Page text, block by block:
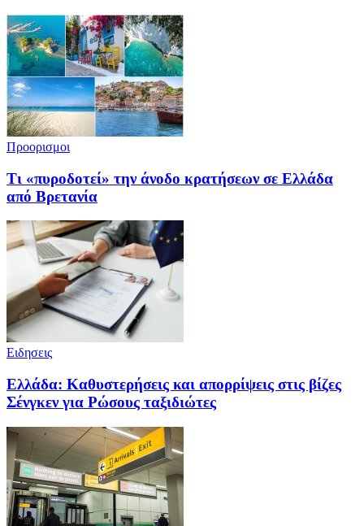
Προορισμοι
Τι «πυροδοτεί» την άνοδο κρατήσεων σε Ελλάδα
από Βρετανία
Ειδησεις
Ελλάδα: Καθυστερήσεις και απορρίψεις στις βίζες
Σένγκεν για Ρώσους ταξιδιώτες